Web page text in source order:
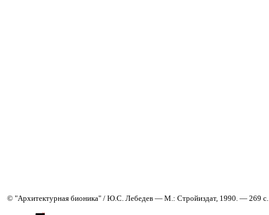
© "Архитектурная бионика" / Ю.С. Лебедев — М.: Стройиздат, 1990. — 269 с.